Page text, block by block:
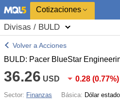
Cotizaciones
Divisas / BULD
Volver a Acciones
BULD: Pacer BlueStar
36.26 USD 0.28 (0.77%)
Sector: Finanzas Básica: Dólar